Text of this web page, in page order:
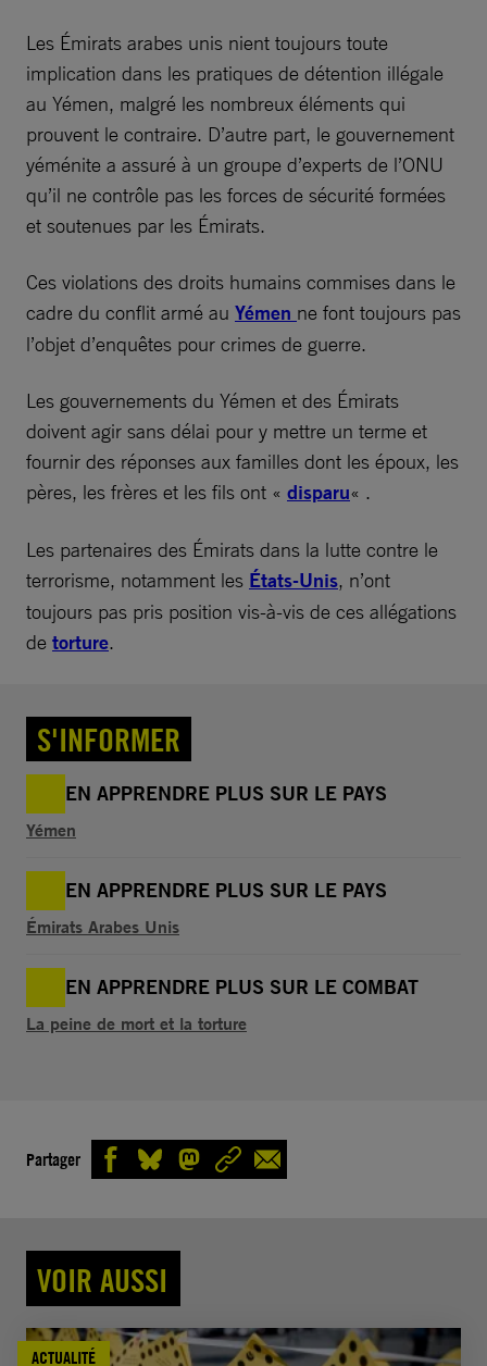
Les Émirats arabes unis nient toujours toute
implication dans les pratiques de détention illégale
au Yémen, malgré les nombreux éléments qui
prouvent le contraire. D’autre part, le gouvernement
yéménite a assuré à un groupe d’experts de l’ONU
qu’il ne contrôle pas les forces de sécurité formées
et soutenues par les Émirats.
Ces violations des droits humains commises dans le
cadre du conflit armé au Yémen ne font toujours pas
l’objet d’enquêtes pour crimes de guerre.
Les gouvernements du Yémen et des Émirats
doivent agir sans délai pour y mettre un terme et
fournir des réponses aux familles dont les époux, les
pères, les frères et les fils ont « disparu« .
Les partenaires des Émirats dans la lutte contre le
terrorisme, notamment les États-Unis, n’ont
toujours pas pris position vis-à-vis de ces allégations
de torture.
S'INFORMER
EN APPRENDRE PLUS SUR LE PAYS
Yémen
EN APPRENDRE PLUS SUR LE PAYS
Émirats Arabes Unis
EN APPRENDRE PLUS SUR LE COMBAT
La peine de mort et la torture
Partager
VOIR AUSSI
ACTUALITÉ